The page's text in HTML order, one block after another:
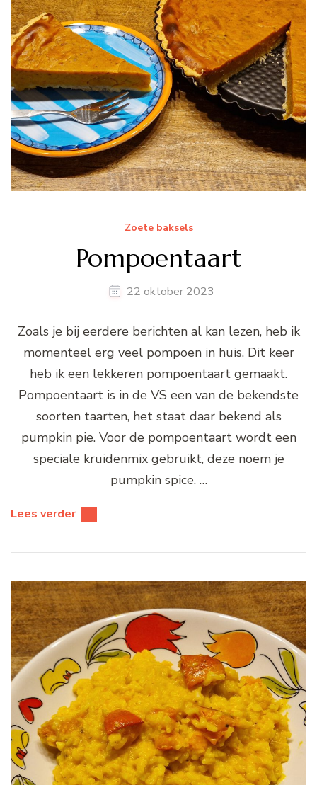
Zoete baksels
Pompoentaart
22 oktober 2023
Zoals je bij eerdere berichten al kan lezen, heb ik
momenteel erg veel pompoen in huis. Dit keer
heb ik een lekkeren pompoentaart gemaakt.
Pompoentaart is in de VS een van de bekendste
soorten taarten, het staat daar bekend als
pumpkin pie. Voor de pompoentaart wordt een
speciale kruidenmix gebruikt, deze noem je
pumpkin spice. …
Lees verder